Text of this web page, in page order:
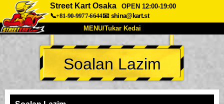
Street Kart Osaka
OPEN 12:00-19:00
📞+81-90-9977-6644📧 shina@kart.st
MENU/Tukar Kedai
UTAMA
Tentang Spesifikasi Harga
Syarikat
Soalan Lazim